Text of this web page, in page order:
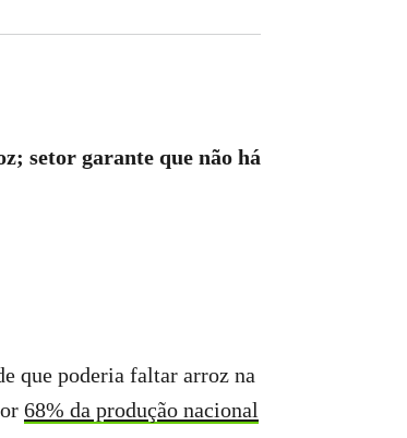
setor garante que não há
que poderia faltar arroz na
68% da produção nacional